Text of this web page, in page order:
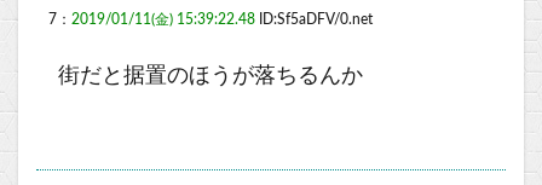
7： 2019/01/11(金) 15:39:22.48 ID:Sf5aDFV/0.net
街だと据置のほうが落ちるんか